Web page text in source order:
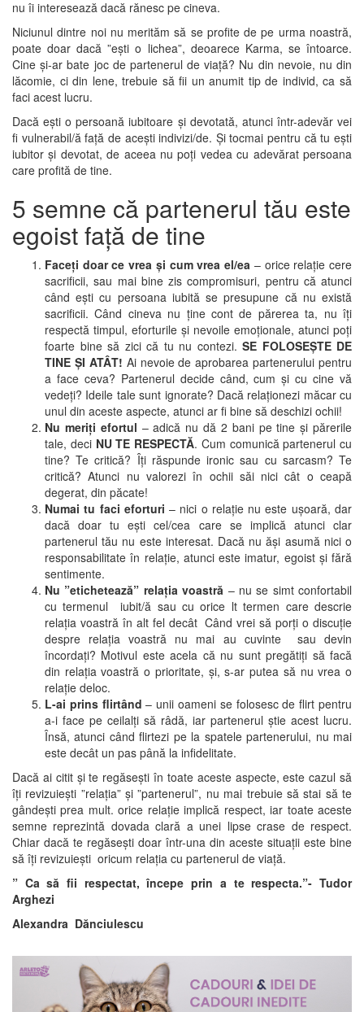
nu îi interesează dacă rănesc pe cineva.
Niciunul dintre noi nu merităm să se profite de pe urma noastră,
poate doar dacă ”ești o lichea”, deoarece Karma, se întoarce.
Cine și-ar bate joc de partenerul de viață? Nu din nevoie, nu din
lăcomie, ci din lene, trebuie să fii un anumit tip de individ, ca să
faci acest lucru.
Dacă ești o persoană iubitoare și devotată, atunci într-adevăr vei
fi vulnerabil/ă față de acești indivizi/de. Și tocmai pentru că tu ești
iubitor și devotat, de aceea nu poți vedea cu adevărat persoana
care profită de tine.
5 semne că partenerul tău este
egoist față de tine
Faceți doar ce vrea și cum vrea el/ea – orice relație cere
sacrificii, sau mai bine zis compromisuri, pentru că atunci
când ești cu persoana iubită se presupune că nu există
sacrificii. Când cineva nu ține cont de părerea ta, nu îți
respectă timpul, eforturile și nevoile emoționale, atunci poți
foarte bine să zici că tu nu contezi. SE FOLOSEȘTE DE
TINE ȘI ATÂT! Ai nevoie de aprobarea partenerului pentru
a face ceva? Partenerul decide când, cum și cu cine vă
vedeți? Ideile tale sunt ignorate? Dacă relaționezi măcar cu
unul din aceste aspecte, atunci ar fi bine să deschizi ochii!
Nu meriți efortul – adică nu dă 2 bani pe tine și părerile
tale, deci NU TE RESPECTĂ. Cum comunică partenerul cu
tine? Te critică? Îți răspunde ironic sau cu sarcasm? Te
critică? Atunci nu valorezi în ochii săi nici cât o ceapă
degerat, din păcate!
Numai tu faci eforturi– nici o relație nu este ușoară, dar
dacă doar tu ești cel/cea care se implică atunci clar
partenerul tău nu este interesat. Dacă nu ăși asumă nici o
responsabilitate în relație, atunci este imatur, egoist și fără
sentimente.
Nu ”etichetează” relația voastră – nu se simt confortabil
cu termenul iubit/ă sau cu orice lt termen care descrie
relația voastră în alt fel decât Când vrei să porți o discuție
despre relația voastră nu mai au cuvinte sau devin
încordați? Motivul este acela că nu sunt pregătiți să facă
din relația voastră o prioritate, și, s-ar putea să nu vrea o
relație deloc.
L-ai prins flirtând – unii oameni se folosesc de flirt pentru
a-i face pe ceilalți să râdă, iar partenerul știe acest lucru.
Însă, atunci când flirtezi pe la spatele partenerului, nu mai
este decât un pas până la infidelitate.
Dacă ai citit și te regăsești în toate aceste aspecte, este cazul să
îți revizuiești ”relația” și ”partenerul”, nu mai trebuie să stai să te
gândești prea mult. orice relație implică respect, iar toate aceste
semne reprezintă dovada clară a unei lipse crase de respect.
Chiar dacă te regăsești doar într-una din aceste situații este bine
să îți revizuiești oricum relația cu partenerul de viață.
” Ca să fii respectat, începe prin a te respecta.”- Tudor
Arghezi
Alexandra Dănciulescu